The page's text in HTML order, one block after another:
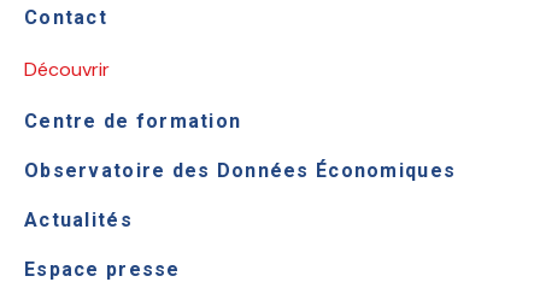
Contact
Découvrir
Centre de formation
Observatoire des Données Économiques
Actualités
Espace presse